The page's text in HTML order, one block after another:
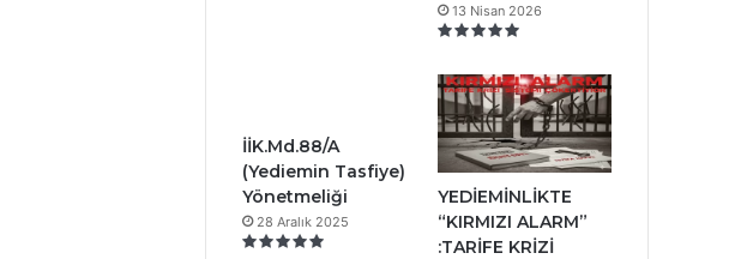
13 Nisan 2026
İİK.Md.88/A
(Yediemin Tasfiye)
Yönetmeliği
28 Aralık 2025
YEDİEMİNLİKTE
“KIRMIZI ALARM”
:TARİFE KRİZİ